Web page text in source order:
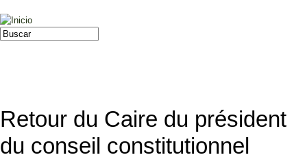
Jump to navigation
Formulario de búsqueda
Buscar
Retour du Caire du président
du conseil constitutionnel